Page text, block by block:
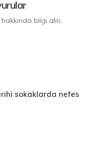
bilgi alın.
sokaklarda nefes